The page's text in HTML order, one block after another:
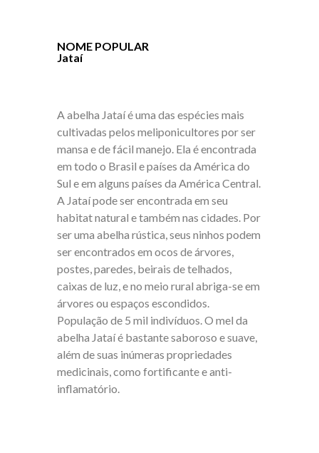
NOME POPULAR
Jataí
A abelha Jataí é uma das espécies mais
cultivadas pelos meliponicultores por ser
mansa e de fácil manejo. Ela é encontrada
em todo o Brasil e países da América do
Sul e em alguns países da América Central.
A Jataí pode ser encontrada em seu
habitat natural e também nas cidades. Por
ser uma abelha rústica, seus ninhos podem
ser encontrados em ocos de árvores,
postes, paredes, beirais de telhados,
caixas de luz, e no meio rural abriga-se em
árvores ou espaços escondidos.
População de 5 mil indivíduos. O mel da
abelha Jataí é bastante saboroso e suave,
além de suas inúmeras propriedades
medicinais, como fortificante e anti-
inflamatório.